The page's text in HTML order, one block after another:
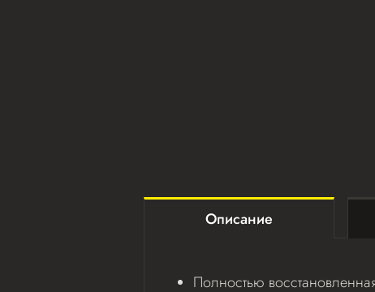
Описание
Полностью